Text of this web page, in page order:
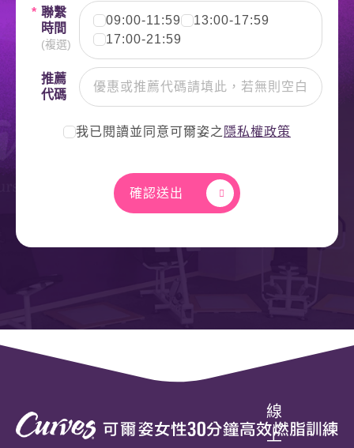
* 聯繫
時間
(複選)
09:00-11:59
13:00-17:59
17:00-21:59
推薦
代碼
我已閱讀並同意可爾姿之 隱私權政策
確認送出
線
上